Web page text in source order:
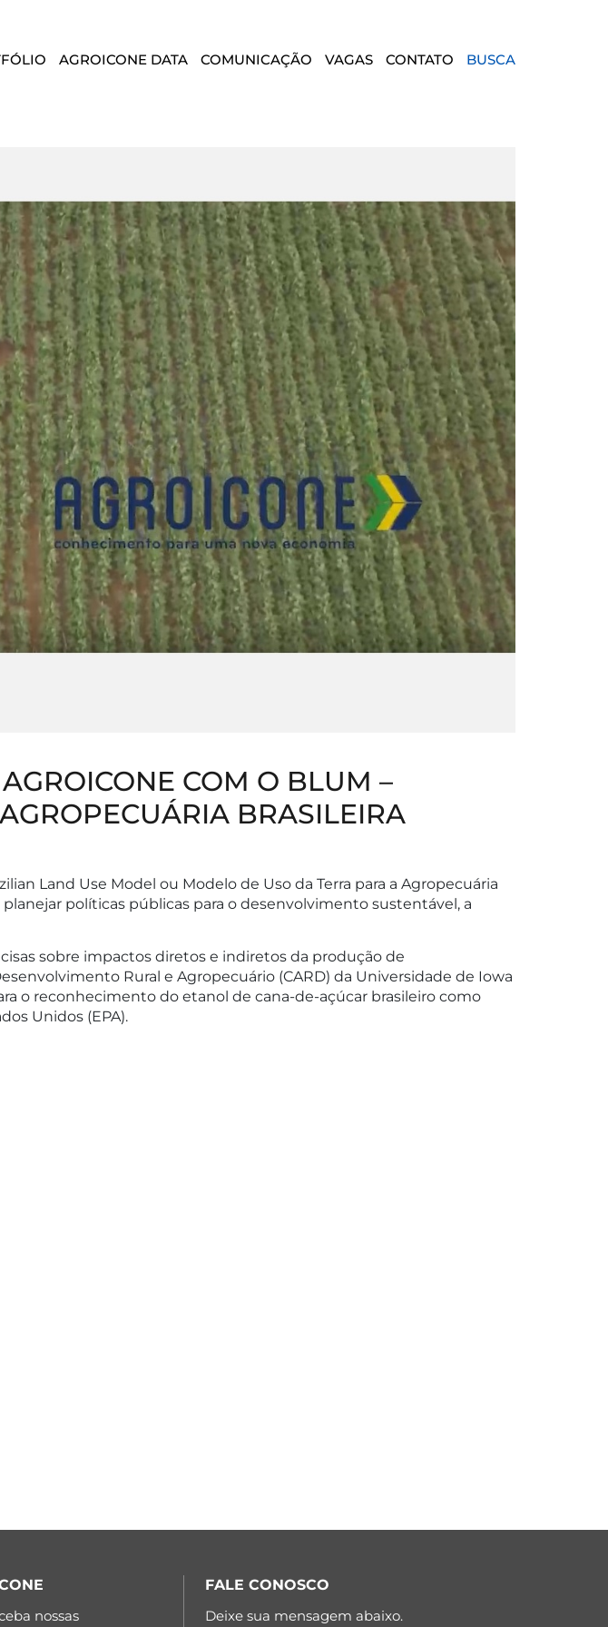
AGROICONE DATA COMUNICAÇÃO VAGAS CONTATO BUSCA
COM O BLUM –
BRASILEIRA
Land Use Model ou Modelo de Uso da Terra para a Agropecuária
políticas públicas para o desenvolvimento sustentável, a
sobre impactos diretos e indiretos da produção de
Rural e Agropecuário (CARD) da Universidade de Iowa
o reconhecimento do etanol de cana-de-açúcar brasileiro como
Unidos (EPA).
nossas
FALE CONOSCO
Deixe sua mensagem abaixo.